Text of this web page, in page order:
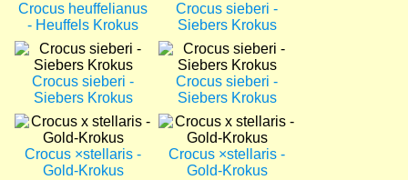
Crocus heuffelianus
- Heuffels Krokus
Crocus sieberi -
Siebers Krokus
Bild
Crocus sieberi -
Siebers Krokus
Bild
Crocus sieberi -
Siebers Krokus
Bild
Crocus ×stellaris -
Gold-Krokus
Bild
Crocus ×stellaris -
Gold-Krokus